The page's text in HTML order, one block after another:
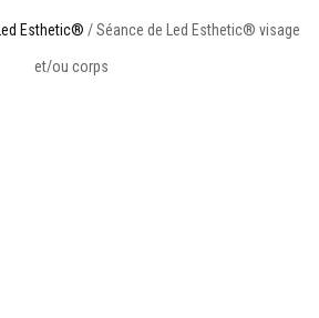
Led Esthetic® / Séance de Led Esthetic® visage
et/ou corps